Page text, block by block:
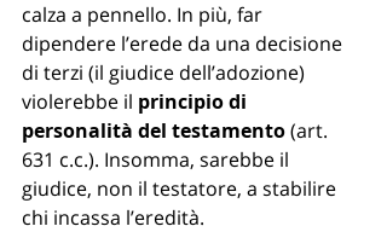
calza a pennello. In più, far
dipendere l’erede da una decisione
di terzi (il giudice dell’adozione)
violerebbe il principio di
personalità del testamento (art.
631 c.c.). Insomma, sarebbe il
giudice, non il testatore, a stabilire
chi incassa l’eredità.